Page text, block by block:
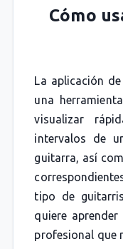
Cómo
La aplicación
una
visualizar
intervalos de
guitarra, así
tipo de
quiere
profesional que